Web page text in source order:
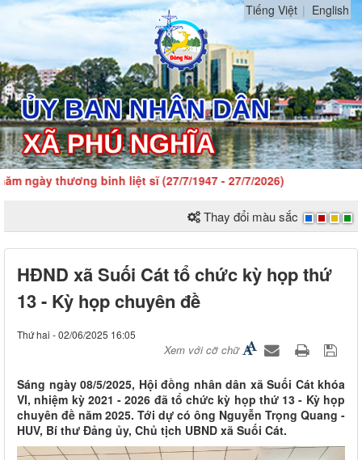
Tiếng Việt English
ngày thương binh liệt sĩ (27/7/1947 - 27/7/2026)
Thay đổi màu sắc
HĐND xã Suối Cát tổ chức kỳ họp thứ
13 - Kỳ họp chuyên đề
Thứ hai - 02/06/2025 16:05
Xem với cỡ chữ
Sáng ngày 08/5/2025, Hội đồng nhân dân xã Suối Cát khóa
VI, nhiệm kỳ 2021 - 2026 đã tổ chức kỳ họp thứ 13 - Kỳ họp
chuyên đề năm 2025. Tới dự có ông Nguyễn Trọng Quang -
HUV, Bí thư Đảng ủy, Chủ tịch UBND xã Suối Cát.